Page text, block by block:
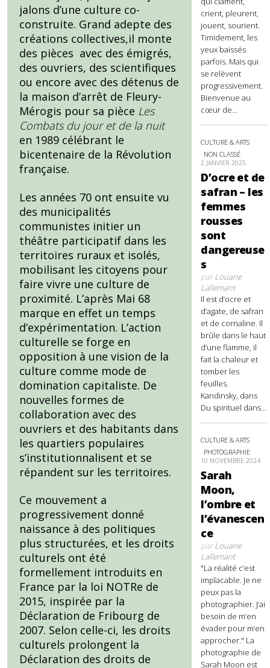
jalons d’une culture co-
construite. Grand adepte des
créations collectives,il monte
des pièces avec des émigrés,
des ouvriers, des scientifiques
ou encore avec des détenus de
la maison d’arrêt de Fleury-
Mérogis pour sa pièce Les
Combats du jour et de la nuit
en 1989 célébrant le
bicentenaire de la Révolution
française.
Les années 70 ont ensuite vu
des municipalités
communistes initier un
théâtre participatif dans les
territoires ruraux et isolés,
mobilisant les citoyens pour
faire vivre une culture de
proximité. L’après Mai 68
marque en effet un temps
d’expérimentation. L’action
culturelle se forge en
opposition à une vision de la
culture comme mode de
domination capitaliste. De
nouvelles formes de
collaboration avec des
ouvriers et des habitants dans
les quartiers populaires
s’institutionnalisent et se
répandent sur les territoires.
Ce mouvement a
progressivement donné
naissance à des politiques
plus structurées, et les droits
culturels ont été
formellement introduits en
France par la loi NOTRe de
2015, inspirée par la
Déclaration de Fribourg de
2007. Selon celle-ci, les droits
culturels prolongent la
Déclaration des droits de
crient, pleurent,
jouent, sourient.
Timidement, les
yeux baissés
parfois. Mais qui
se relèvent
progressivement.
Bienvenue au
cœur de...
CULTURE & ARTS
NON CLASSÉ
2 JANVIER 2025
D’ocre et de
safran – les
femmes
rousses
sont
dangereuse
s
parLouane
Lallemant
Il est d’ocre et
d’agate, de safran
et de cornaline. Il
brûle dans le haut
d’une flamme, il
fait la chaleur et
tomber les
feuilles.
Kandinsky, dans
Du spirituel dans...
CULTURE & ARTS
PHOTOGRAPHIE
10 NOVEMBRE 2024
Sarah
Moon,
l’ombre et
l’évanescen
ce
parLouane
Lallemant
"La réalité c’est
implacable. Je ne
peux pas la
photographier. J’ai
besoin de m’en
évader pour m’en
approcher." La
photographie de
Sarah Moon est